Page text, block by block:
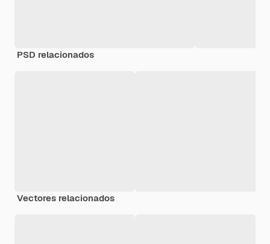
PSD relacionados
Vectores relacionados